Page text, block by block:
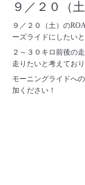
９／２０（
９／２０（土）の
ーズライドにしたいと
２～３０キロ前後の
走りたいと考えており
モーニングライドへ
加ください！